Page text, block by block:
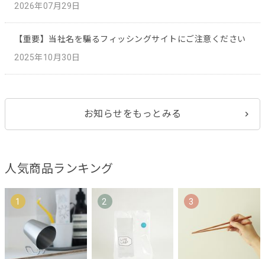
2026年07月29日
【重要】当社名を騙るフィッシングサイトにご注意ください
2025年10月30日
お知らせをもっとみる
人気商品ランキング
1 2 3